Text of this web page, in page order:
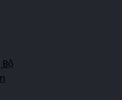
Thắng, Sơn La